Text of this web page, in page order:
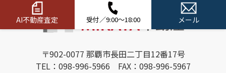
AI不動産査定 受付／9:00～18:00 メール
〒902-0077 那覇市長田二丁目12番17号
TEL：098-996-5966 FAX：098-996-5967